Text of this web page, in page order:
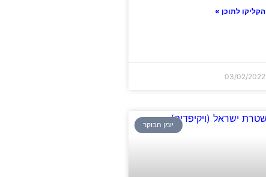
הקליקו לתוכן »
03/02/2022
יומן הבוקר